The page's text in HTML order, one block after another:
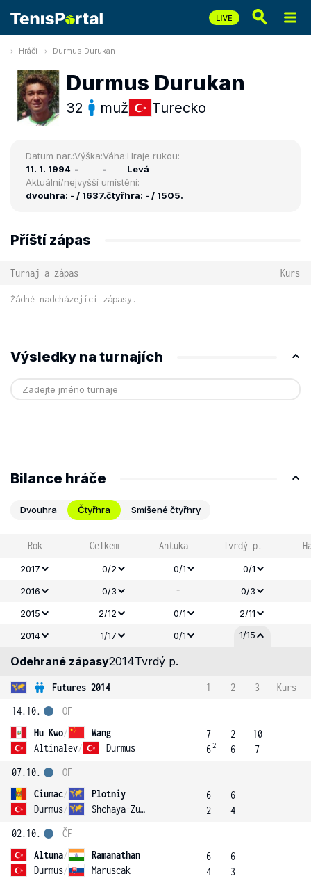
Hráči Durmus Durukan
Durmus Durukan
32 muž Turecko
Datum nar.:
11. 1. 1994
Výška:
-
Váha:
-
Hraje rukou:
Levá
Aktuální/nejvyšší umístění:
dvouhra: - / 1637.čtyřhra: - / 1505.
Příští zápas
Turnaj a zápas Kurs
Žádné nadcházející zápasy.
Výsledky na turnajích
Bilance hráče
Dvouhra Čtyřhra Smíšené čtyřhry
Rok Celkem Antuka Tvrdý p.
2017 0/2 0/1
0/1
2016
0/3 -
0/3
2015
2/12 0/1
2/11
2014
1/17 0/1 1/15
Odehrané zápasy2014Tvrdý p.
Futures 2014 1 2 3
Kurs
14.10.
Hu Kwo/
Wang
Altinalev/ Durmus
OF
7
62
2
6
10
7
07.10.
Ciumac/
Plotniy
Durmus/ Shchaya-Zubrov
OF
6
2
6
4
02.10.
Altuna/
Ramanathan
Durmus/ Maruscak
ČF
6
4
6
3